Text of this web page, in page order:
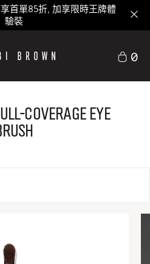
首單85折, 加享限時王牌體
驗裝
0
Coverage Eye